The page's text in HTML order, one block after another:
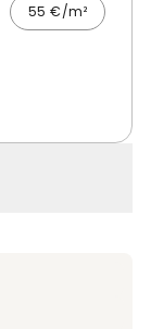
55 €/m²